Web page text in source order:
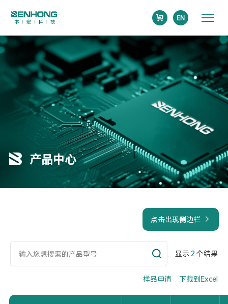
EN
产品中心
点击出现侧边栏
显示 2 个结果
样品申请 下载到Excel